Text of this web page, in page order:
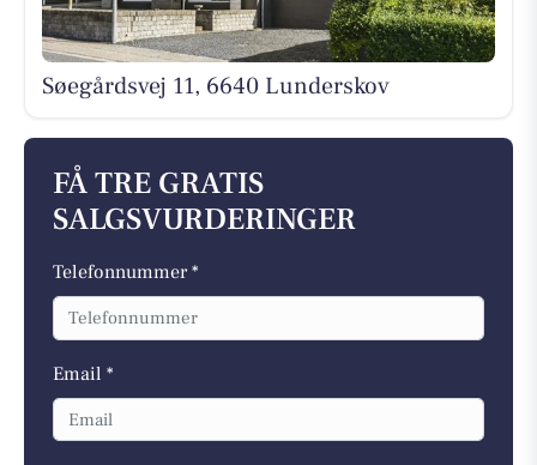
Søegårdsvej 11, 6640 Lunderskov
FÅ TRE GRATIS
SALGSVURDERINGER
Telefonnummer *
Email *